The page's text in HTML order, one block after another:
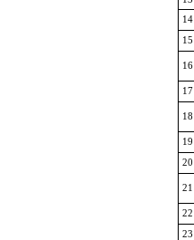
14
15
16
17
18
19
20
21
22
23